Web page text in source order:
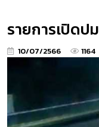
รายการเปิดปม
10/07/2566 1164